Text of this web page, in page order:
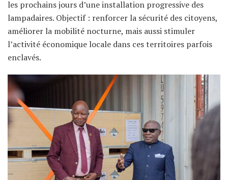
les prochains jours d’une installation progressive des
lampadaires. Objectif : renforcer la sécurité des citoyens,
améliorer la mobilité nocturne, mais aussi stimuler
l’activité économique locale dans ces territoires parfois
enclavés.